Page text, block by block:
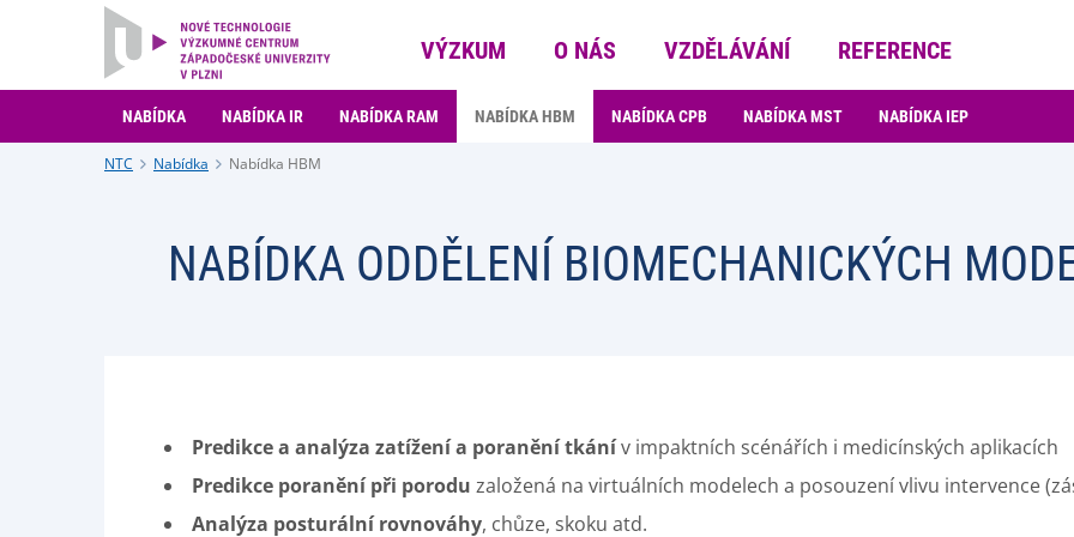
VÝZKUM O NÁS VZDĚLÁVÁNÍ REFERENCE
NABÍDKA NABÍDKA IR NABÍDKA RAM NABÍDKA HBM NABÍDKA CPB NABÍDKA MST NABÍDKA IEP
NTC Nabídka Nabídka HBM
NABÍDKA ODDĚLENÍ BIOMECHANICKÝCH
Predikce a analýza zatížení a poranění tkánív impaktních scénářích i medicínských aplikacích
Predikce poranění při porodu založená na virtuálních modelech a posouzení vlivu intervence
Analýza posturální rovnováhy, chůze, skoku atd.